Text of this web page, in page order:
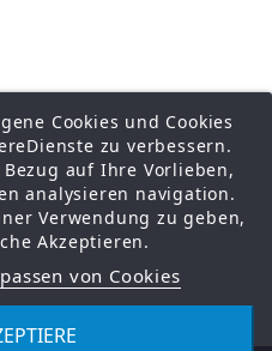
Cookies und Cookies
zu verbessern.
auf Ihre Vorlieben,
analysieren navigation.
Verwendung zu geben,
Akzeptieren.
von Cookies